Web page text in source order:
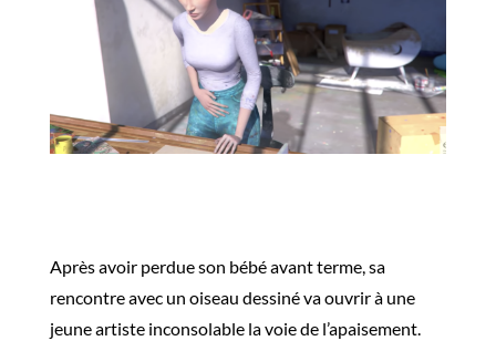
Après avoir perdue son bébé avant terme, sa
rencontre avec un oiseau dessiné va ouvrir à une
jeune artiste inconsolable la voie de l’apaisement.